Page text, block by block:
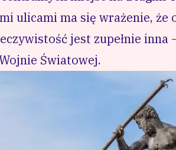
ulicami ma się wrażenie, że
jest zupełnie inna
Światowej.